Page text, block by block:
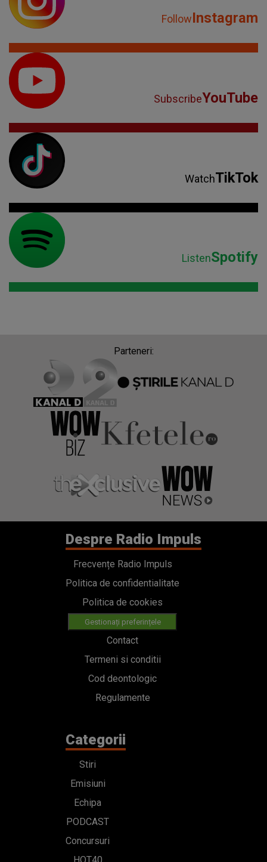
FollowInstagram
SubscribeYouTube
WatchTikTok
ListenSpotify
Parteneri:
Despre Radio Impuls
Frecvențe Radio Impuls
Politica de confidentialitate
Politica de cookies
Gestionați preferințele
Contact
Termeni si conditii
Cod deontologic
Regulamente
Categorii
Stiri
Emisiuni
Echipa
PODCAST
Concursuri